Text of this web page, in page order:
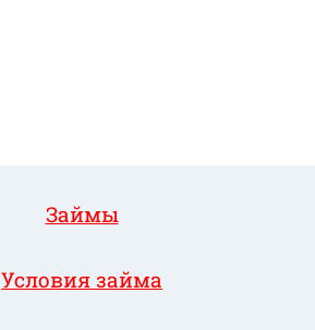
Займы
Условия займа